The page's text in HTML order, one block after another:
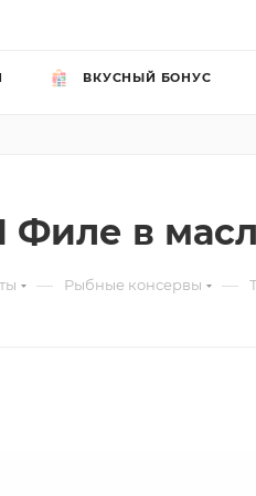
ВКУСНЫЙ БОНУС
в
— Рыбные консервы —